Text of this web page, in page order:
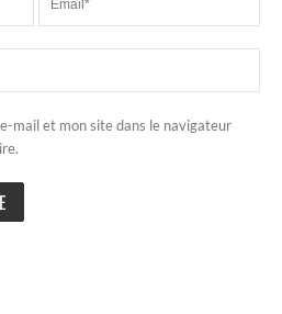
mail et mon site dans le navigateur